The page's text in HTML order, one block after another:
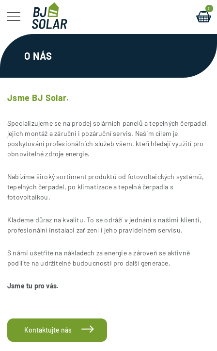
O NÁS
Jsme BJ Solar.
Specializujeme se na prodej solárních panelů a tepelných čerpadel,
jejich montáž a záruční i pozáruční servis. Naším cílem je
poskytování profesionálních služeb všem, kteří hledají využití pro
obnovitelné zdroje energie.
Nabízíme široký sortiment produktů od fotovoltaických systémů,
tepelných čerpadel, po klimatizace a tepelná čerpadla s
fotovoltaikou.
Klademe důraz na kvalitu. To se odráží v jednání s našimi klienti,
profesionální instalaci zařízení i jeho pravidelném servisu.
S námi ušetříte na nákladech za energie a zároveň se aktivně
podílíte na udržitelné budoucnosti pro další generace.
Jsme tu pro vás.
Kontaktujte nás
0